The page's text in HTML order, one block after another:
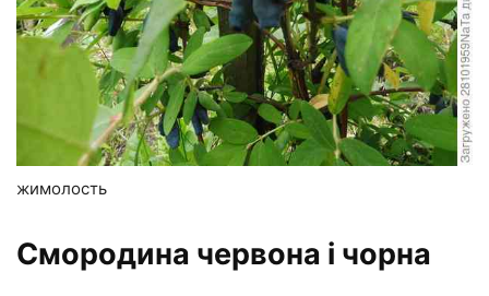
жимолость
Смородина червона і чорна